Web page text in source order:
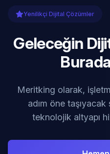
Yenilikçi Dijital Çözümler
Geleceğin
Meritking olarak,
adım öne
teknolojik altyapı